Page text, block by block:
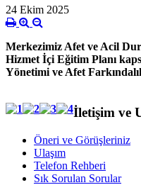
24 Ekim 2025
Merkezimiz Afet ve Acil
Hizmet İçi Eğitim Planı
Yönetimi ve Afet
İletişim ve
Öneri ve Görüşleriniz
Ulaşım
Telefon Rehberi
Sık Sorulan Sorular